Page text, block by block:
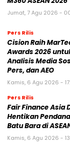
Jumat, 7 Agu 2026 -
Pers Rilis
Cision Raih
Awards 2026
Analisis Media
Pers, dan AEO
Kamis, 6 Agu 2026 -
Pers Rilis
Fair Finance Asia
Hentikan
Batu Bara di
Kamis, 6 Agu 2026 -